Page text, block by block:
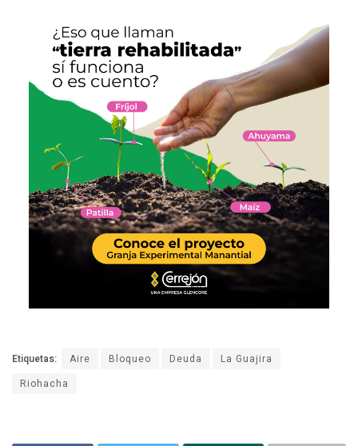
Etiquetas: Aire Bloqueo Deuda
La Guajira
Riohacha